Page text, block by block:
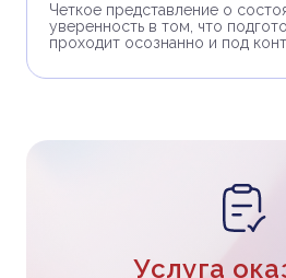
Четкое представление о
уверенность в том, что
проходит осознанно и под
Услуга